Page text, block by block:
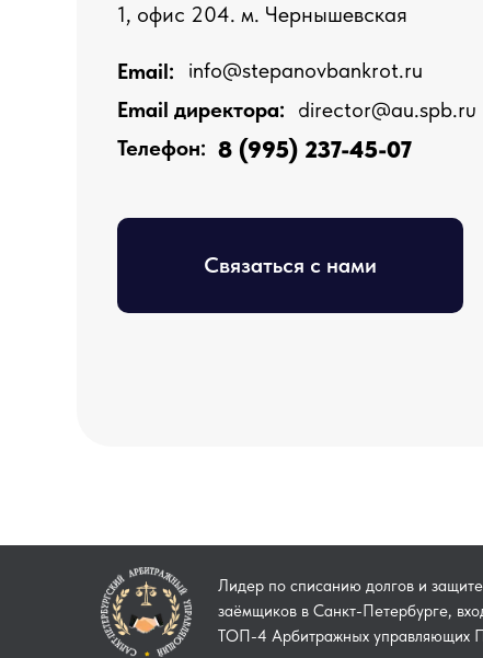
1, офис 204. м. Чернышевская
Email:
info@stepanovbankrot.ru
Email директора: director@au.spb.ru
Телефон: 8 (995) 237-45-07
Связаться с нами
Лидер по списанию долгов и
заёмщиков в Санкт-Петербурге,
ТОП-4 Арбитражных управляющих